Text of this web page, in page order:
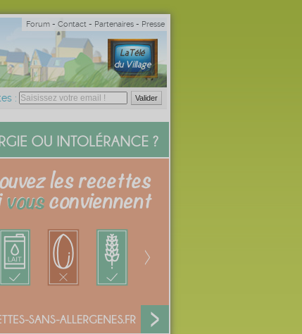
Forum - Contact - Partenaires - Presse
: